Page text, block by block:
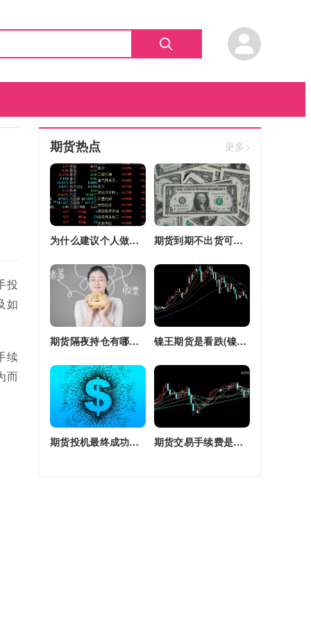
投
如
续
而
期货热点 更多>
为什么建议个人做期货(为什么建议个人做期货交易) 期货到期不出货可以转平仓吗吗(期货如果到期不平仓怎么办)
期货隔夜持仓有哪些(期货隔夜持仓有哪些风险) 镍王期货是看跌(镍王期货是看跌还是看涨)
期货投机最终成功率(期货投机最终成功率是多少) 期货交易手续费是单边还是双边收(期货交易手续费是单边还是双边收费)